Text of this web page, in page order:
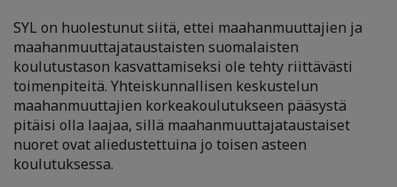
SYL on huolestunut siitä, ettei maahanmuuttajien ja
maahanmuuttajataustaisten suomalaisten
koulutustason kasvattamiseksi ole tehty riittävästi
toimenpiteitä. Yhteiskunnallisen keskustelun
maahanmuuttajien korkeakoulutukseen pääsystä
pitäisi olla laajaa, sillä maahanmuuttajataustaiset
nuoret ovat aliedustettuina jo toisen asteen
koulutuksessa.